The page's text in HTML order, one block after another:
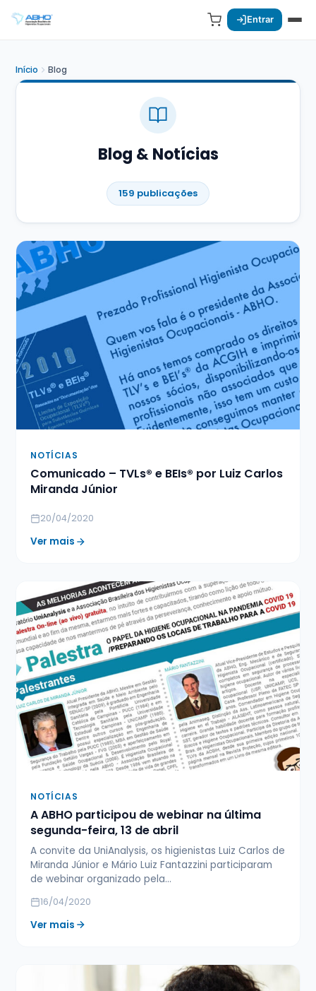
Entrar
Início Blog
Blog & Notícias
159 publicações
NOTÍCIAS
Comunicado – TVLs® e BEIs® por Luiz Carlos
Miranda Júnior
20/04/2020
Ver mais
NOTÍCIAS
A ABHO participou de webinar na última
segunda-feira, 13 de abril
A convite da UniAnalysis, os higienistas Luiz Carlos de
Miranda Júnior e Mário Luiz Fantazzini participaram
de webinar organizado pela…
16/04/2020
Ver mais